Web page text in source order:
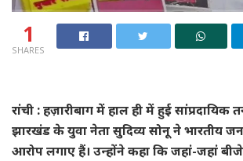
1
SHARES
रांची : हज़ारीबाग में हाल ही में हुई
झारखंड के युवा नेता सुदिव्य सोनू ने भारतीय
आरोप लगाए हैं। उन्होंने कहा कि जहां-जहां